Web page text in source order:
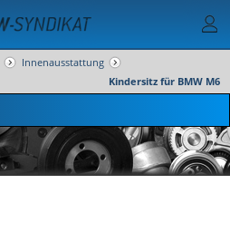
Innenausstattung
Kindersitz für BMW M6